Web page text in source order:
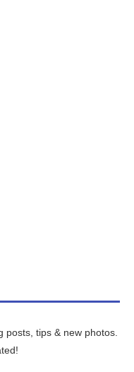
posts, tips & new photos.